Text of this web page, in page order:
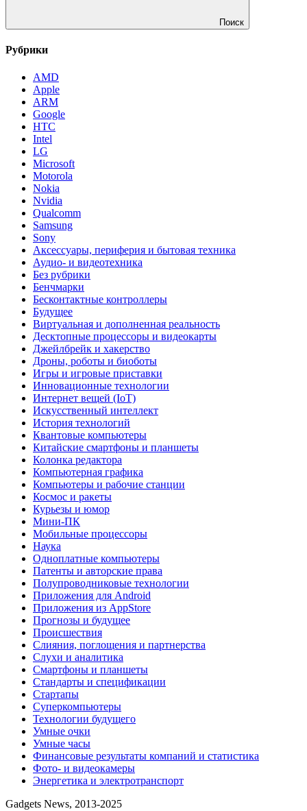
Поиск
Рубрики
AMD
Apple
ARM
Google
HTC
Intel
LG
Microsoft
Motorola
Nokia
Nvidia
Qualcomm
Samsung
Sony
Аксессуары, периферия и бытовая техника
Аудио- и видеотехника
Без рубрики
Бенчмарки
Бесконтактные контроллеры
Будущее
Виртуальная и дополненная реальность
Десктопные процессоры и видеокарты
Джейлбрейк и хакерство
Дроны, роботы и биоботы
Игры и игровые приставки
Инновационные технологии
Интернет вещей (IoT)
Искусственный интеллект
История технологий
Квантовые компьютеры
Китайские смартфоны и планшеты
Колонка редактора
Компьютерная графика
Компьютеры и рабочие станции
Космос и ракеты
Курьезы и юмор
Мини-ПК
Мобильные процессоры
Наука
Одноплатные компьютеры
Патенты и авторские права
Полупроводниковые технологии
Приложения для Android
Приложения из AppStore
Прогнозы и будущее
Происшествия
Слияния, поглощения и партнерства
Слухи и аналитика
Смартфоны и планшеты
Стандарты и спецификации
Стартапы
Суперкомпьютеры
Технологии будущего
Умные очки
Умные часы
Финансовые результаты компаний и статистика
Фото- и видеокамеры
Энергетика и электротранспорт
Gadgets News, 2013-2025